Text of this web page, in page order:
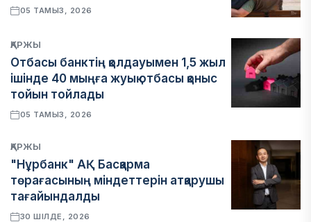
05 ТАМЫЗ, 2026
ҚАРЖЫ
Отбасы банктің қолдауымен 1,5 жыл
ішінде 40 мыңға жуық отбасы қоныс
тойын тойлады
05 ТАМЫЗ, 2026
ҚАРЖЫ
"Нұрбанк" АҚ Басқарма
төрағасының міндеттерін атқарушы
тағайындалды
30 ШІЛДЕ, 2026